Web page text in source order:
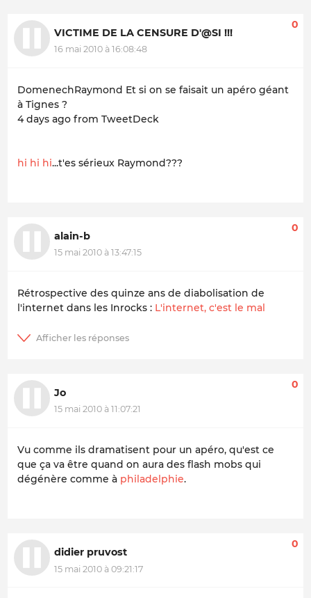
VICTIME DE LA CENSURE D'@SI !!!
16 mai 2010 à 16:08:48
0
DomenechRaymond Et si on se faisait un apéro géant
à Tignes ?
4 days ago from TweetDeck
hi hi hi...t'es sérieux Raymond???
alain-b
15 mai 2010 à 13:47:15
0
Rétrospective des quinze ans de diabolisation de
l'internet dans les Inrocks : L'internet, c'est le mal
Jo
15 mai 2010 à 11:07:21
0
Vu comme ils dramatisent pour un apéro, qu'est ce
que ça va être quand on aura des flash mobs qui
dégénère comme à philadelphie.
didier pruvost
15 mai 2010 à 09:21:17
0